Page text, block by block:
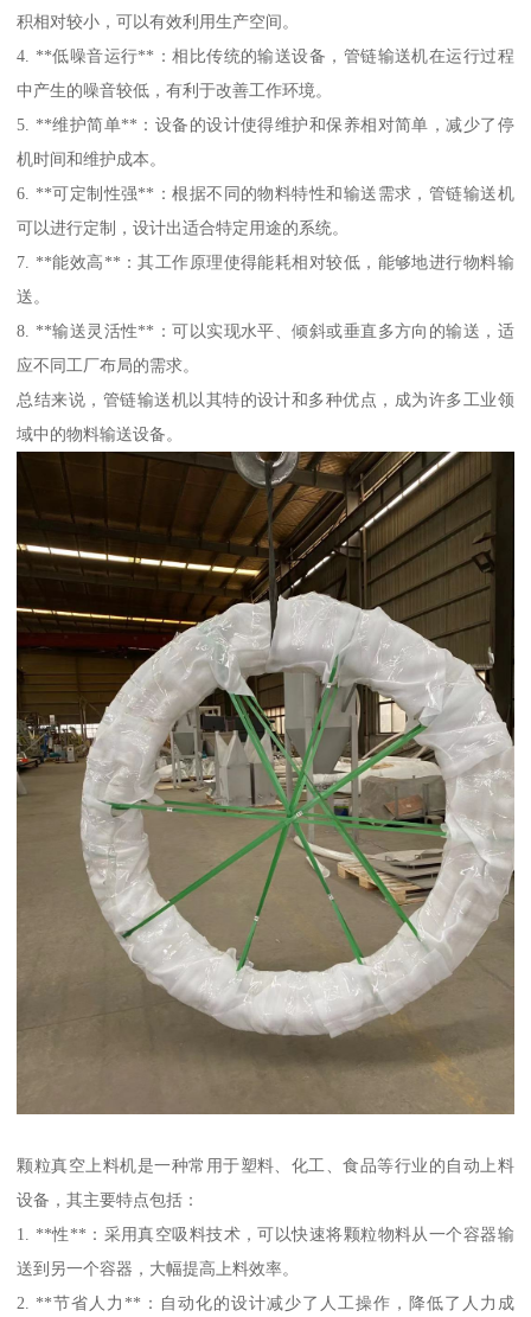
积相对较小，可以有效利用生产空间。
4. **低噪音运行**：相比传统的输送设备，管链输送机在运行过程
中产生的噪音较低，有利于改善工作环境。
5. **维护简单**：设备的设计使得维护和保养相对简单，减少了停
机时间和维护成本。
6. **可定制性强**：根据不同的物料特性和输送需求，管链输送机
可以进行定制，设计出适合特定用途的系统。
7. **能效高**：其工作原理使得能耗相对较低，能够地进行物料输
送。
8. **输送灵活性**：可以实现水平、倾斜或垂直多方向的输送，适
应不同工厂布局的需求。
总结来说，管链输送机以其特的设计和多种优点，成为许多工业领
域中的物料输送设备。
颗粒真空上料机是一种常用于塑料、化工、食品等行业的自动上料
设备，其主要特点包括：
1. **性**：采用真空吸料技术，可以快速将颗粒物料从一个容器输
送到另一个容器，大幅提高上料效率。
2. **节省人力**：自动化的设计减少了人工操作，降低了人力成